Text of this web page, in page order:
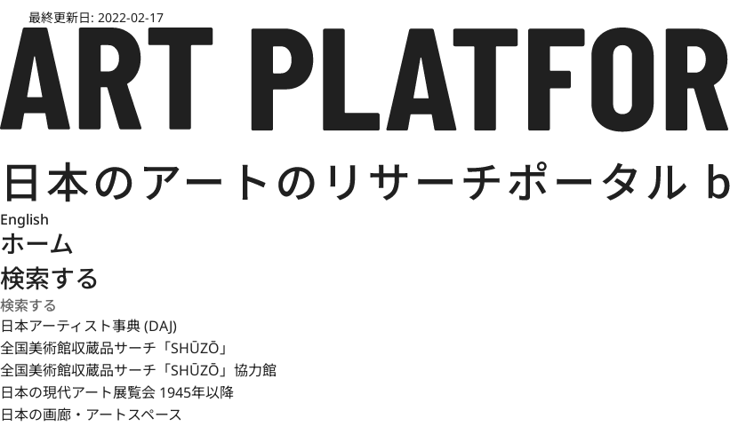
最終更新日: 2022-02-17
English
ホーム
検索する
日本アーティスト事典 (DAJ)
全国美術館収蔵品サーチ「SHŪZŌ」
全国美術館収蔵品サーチ「SHŪZŌ」協力館
日本の現代アート展覧会 1945年以降
日本の画廊・アートスペース